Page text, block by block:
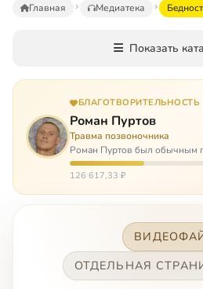
Главная Медиатека
Показать
БЛАГОТВОРИТЕЛЬНОСТЬ
Роман Пуртов
Травма позвоночника
Роман Пуртов был обычным
хорошие автомобили, был не
любил жену и обожал дочь. А
126 617,33 ₽
ОТДЕЛЬНАЯ